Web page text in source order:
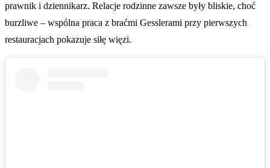
prawnik i dziennikarz. Relacje rodzinne zawsze były bliskie, choć
burzliwe – wspólna praca z braćmi Gesslerami przy pierwszych
restauracjach pokazuje siłę więzi.